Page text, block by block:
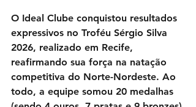
O Ideal Clube conquistou resultados
expressivos no Troféu Sérgio Silva
2026, realizado em Recife,
reafirmando sua força na natação
competitiva do Norte-Nordeste. Ao
todo, a equipe somou 20 medalhas